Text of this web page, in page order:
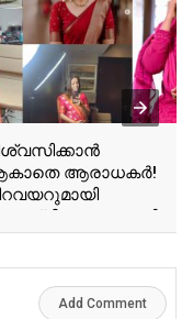
ആരാധകർ!
വൈറലായി
പുതിയ
Viral Photo
Add Comment